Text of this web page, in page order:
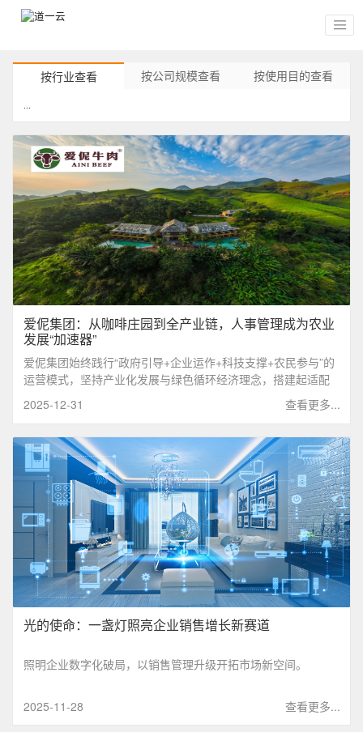
按行业查看 按公司规模查看 按使用目的查看
爱伲集团：从咖啡庄园到全产业链，人事管理成为农业
发展“加速器”
爱伲集团始终践行“政府引导+企业运作+科技支撑+农民参与”的
运营模式，坚持产业化发展与绿色循环经济理念，搭建起适配
多业态、复杂人员结构的人事管理系统，着手构建热区肉牛、
咖啡产业化生产技术和餐饮服务体系。
查看更多...
2025-12-31
光的使命：一盏灯照亮企业销售增长新赛道
照明企业数字化破局，以销售管理升级开拓市场新空间。
查看更多...
2025-11-28